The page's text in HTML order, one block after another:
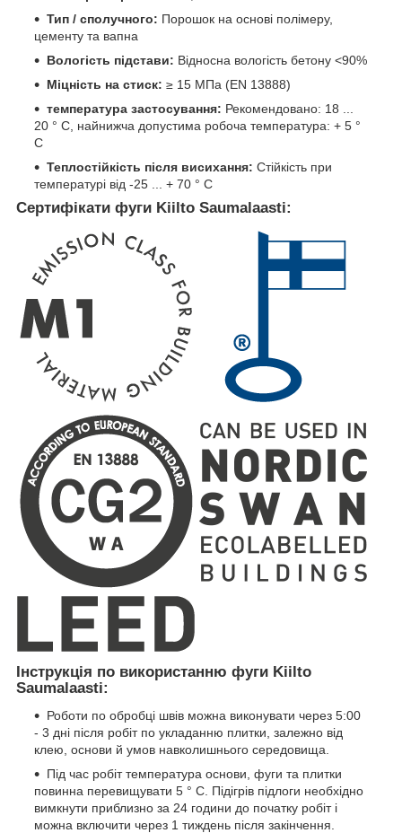
Тип / сполучного: Порошок на основі полімеру,
цементу та вапна
Вологість підстави: Відносна вологість бетону <90%
Міцність на стиск: ≥ 15 МПа (EN 13888)
температура застосування: Рекомендовано: 18 ...
20 ° C, найнижча допустима робоча температура: + 5 °
C
Теплостійкість після висихання: Стійкість при
температурі від -25 ... + 70 ° C
Сертифікати фуги Kiilto Saumalaasti:
Інструкція по використанню фуги Kiilto
Saumalaasti:
Роботи по обробці швів можна виконувати через 5:00
- 3 дні після робіт по укладанню плитки, залежно від
клею, основи й умов навколишнього середовища.
Під час робіт температура основи, фуги та плитки
повинна перевищувати 5 ° C. Підігрів підлоги необхідно
вимкнути приблизно за 24 години до початку робіт і
можна включити через 1 тиждень після закінчення.